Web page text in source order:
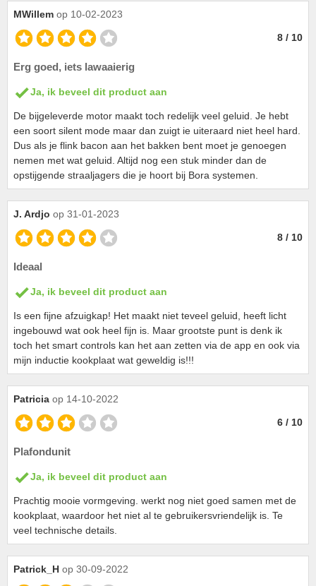
MWillem op 10-02-2023
8 / 10
Erg goed, iets lawaaierig
Ja, ik beveel dit product aan
De bijgeleverde motor maakt toch redelijk veel geluid. Je hebt
een soort silent mode maar dan zuigt ie uiteraard niet heel hard.
Dus als je flink bacon aan het bakken bent moet je genoegen
nemen met wat geluid. Altijd nog een stuk minder dan de
opstijgende straaljagers die je hoort bij Bora systemen.
J. Ardjo op 31-01-2023
8 / 10
Ideaal
Ja, ik beveel dit product aan
Is een fijne afzuigkap! Het maakt niet teveel geluid, heeft licht
ingebouwd wat ook heel fijn is. Maar grootste punt is denk ik
toch het smart controls kan het aan zetten via de app en ook via
mijn inductie kookplaat wat geweldig is!!!
Patricia op 14-10-2022
6 / 10
Plafondunit
Ja, ik beveel dit product aan
Prachtig mooie vormgeving. werkt nog niet goed samen met de
kookplaat, waardoor het niet al te gebruikersvriendelijk is. Te
veel technische details.
Patrick_H op 30-09-2022